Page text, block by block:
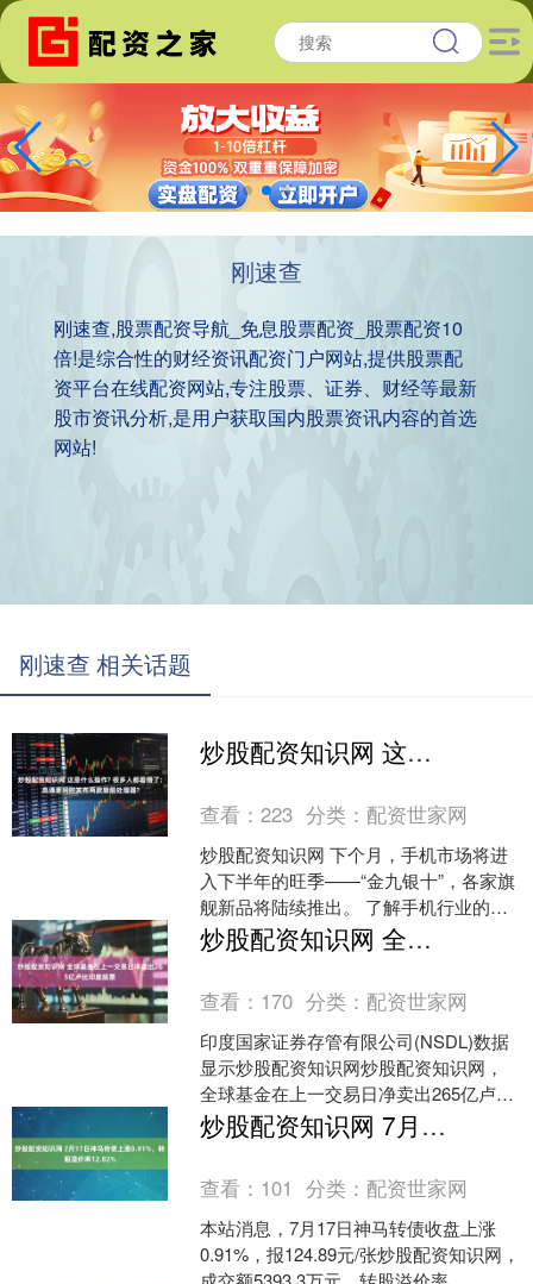
刚速查
刚速查,股票配资导航_免息股票配资_股票配资10
倍!是综合性的财经资讯配资门户网站,提供股票配
资平台在线配资网站,专注股票、证券、财经等最新
股市资讯分析,是用户获取国内股票资讯内容的首选
网站!
刚速查 相关话题
炒股配资知识网 这是什么操作? 很多人都看懵了: 高通要同时发布两款旗舰处理器?
查看：223 分类： 配资世家网
炒股配资知识网 下个月，手机市场将进
入下半年的旺季——“金九银十”，各家旗
舰新品将陆续推出。 了解手机行业的朋
友应该会注意到一个现象。一开始，选
择在9月份发布的....
炒股配资知识网 全球基金在上一交易日净卖出265亿卢比印度股票
查看： 170 分类： 配资世家网
印度国家证券存管有限公司(NSDL)数据
显示炒股配资知识网炒股配资知识网，
全球基金在上一交易日净卖出265亿卢比
印度股票。....
炒股配资知识网 7月17日神马转债上涨0.91%，转股溢价率12.82%
查看： 101 分类： 配资世家网
本站消息，7月17日神马转债收盘上涨
0.91%，报124.89元/张炒股配资知识网，